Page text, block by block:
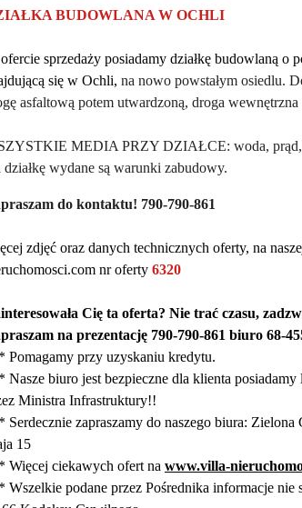
BUDOWLANA W OCHLI
sprzedaży posiadamy działkę budowlaną o
ą się w Ochli, na nowo powstałym osiedlu. D
asfaltową potem utwardzoną, droga
MEDIA PRZY DZIAŁCE: woda, prąd,
działkę wydane są warunki zabudowy.
do kontaktu! 790-790-861
zdjęć oraz danych technicznych oferty, na
nr oferty 6320
Cię ta oferta? Nie trać czasu,
na prezentację 790-790-861 biuro 68-
Pomagamy przy uzyskaniu kredytu.
Nasze biuro jest bezpieczne dla klienta posiadamy
Ministra Infrastruktury!!
Serdecznie zapraszamy do naszego biura:
15
Więcej ciekawych ofert na www.villa-
Wszelkie podane przez Pośrednika informacje nie